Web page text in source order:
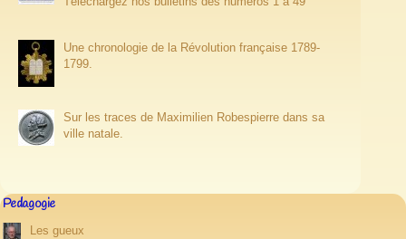
Une chronologie de la Révolution française 1789-
1799.
Sur les traces de Maximilien Robespierre dans sa
ville natale.
Pedagogie
Les gueux